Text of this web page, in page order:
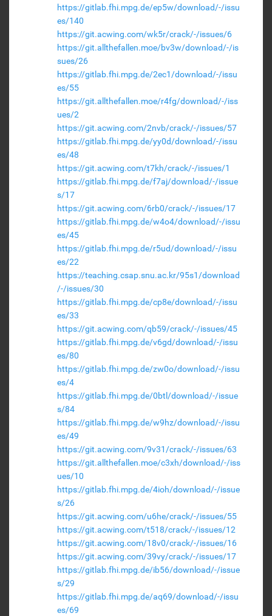
https://gitlab.fhi.mpg.de/ep5w/download/-/issu
es/140
https://git.acwing.com/wk5r/crack/-/issues/6
https://git.allthefallen.moe/bv3w/download/-/is
sues/26
https://gitlab.fhi.mpg.de/2ec1/download/-/issu
es/55
https://git.allthefallen.moe/r4fg/download/-/iss
ues/2
https://git.acwing.com/2nvb/crack/-/issues/57
https://gitlab.fhi.mpg.de/yy0d/download/-/issu
es/48
https://git.acwing.com/t7kh/crack/-/issues/1
https://gitlab.fhi.mpg.de/f7aj/download/-/issue
s/17
https://git.acwing.com/6rb0/crack/-/issues/17
https://gitlab.fhi.mpg.de/w4o4/download/-/issu
es/45
https://gitlab.fhi.mpg.de/r5ud/download/-/issu
es/22
https://teaching.csap.snu.ac.kr/95s1/download
/-/issues/30
https://gitlab.fhi.mpg.de/cp8e/download/-/issu
es/33
https://git.acwing.com/qb59/crack/-/issues/45
https://gitlab.fhi.mpg.de/v6gd/download/-/issu
es/80
https://gitlab.fhi.mpg.de/zw0o/download/-/issu
es/4
https://gitlab.fhi.mpg.de/0btl/download/-/issue
s/84
https://gitlab.fhi.mpg.de/w9hz/download/-/issu
es/49
https://git.acwing.com/9v31/crack/-/issues/63
https://git.allthefallen.moe/c3xh/download/-/iss
ues/10
https://gitlab.fhi.mpg.de/4ioh/download/-/issue
s/26
https://git.acwing.com/u6he/crack/-/issues/55
https://git.acwing.com/t518/crack/-/issues/12
https://git.acwing.com/18v0/crack/-/issues/16
https://git.acwing.com/39vy/crack/-/issues/17
https://gitlab.fhi.mpg.de/ib56/download/-/issue
s/29
https://gitlab.fhi.mpg.de/aq69/download/-/issu
es/69